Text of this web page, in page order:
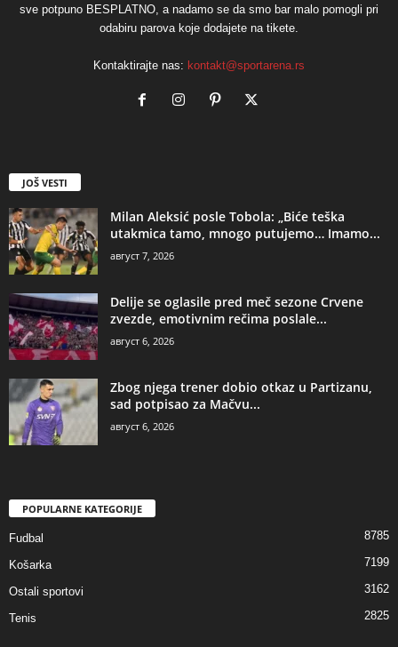
sve potpuno BESPLATNO, a nadamo se da smo bar malo pomogli pri
odabiru parova koje dodajete na tikete.
Kontaktirajte nas: kontakt@sportarena.rs
JOŠ VESTI
Milan Aleksić posle Tobola: „Biće teška
utakmica tamo, mnogo putujemo… Imamo...
август 7, 2026
Delije se oglasile pred meč sezone Crvene
zvezde, emotivnim rečima poslale...
август 6, 2026
Zbog njega trener dobio otkaz u Partizanu,
sad potpisao za Mačvu...
август 6, 2026
POPULARNE KATEGORIJE
Fudbal 8785
Košarka 7199
Ostali sportovi 3162
Tenis 2825